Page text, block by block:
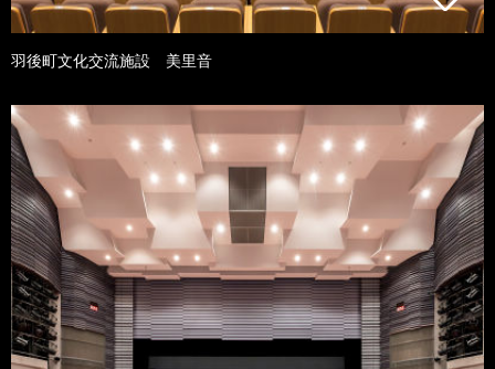
羽後町文化交流施設 美里音